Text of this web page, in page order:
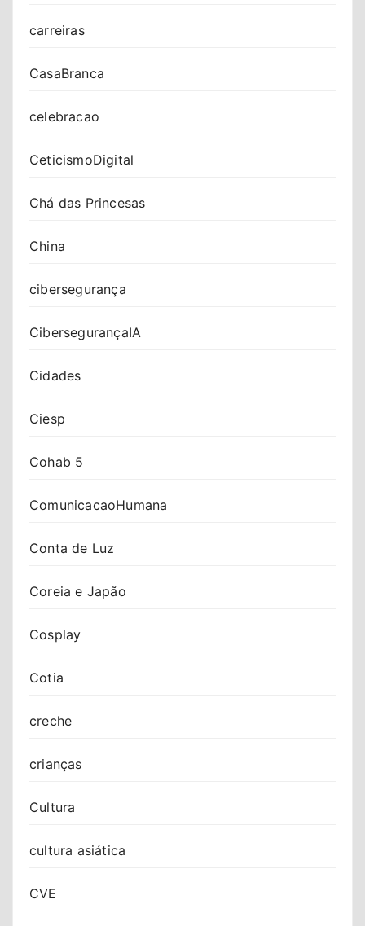
carreiras
CasaBranca
celebracao
CeticismoDigital
Chá das Princesas
China
cibersegurança
CibersegurançaIA
Cidades
Ciesp
Cohab 5
ComunicacaoHumana
Conta de Luz
Coreia e Japão
Cosplay
Cotia
creche
crianças
Cultura
cultura asiática
CVE